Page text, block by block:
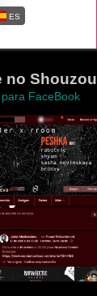
ES
no Shouzou
FaceBook